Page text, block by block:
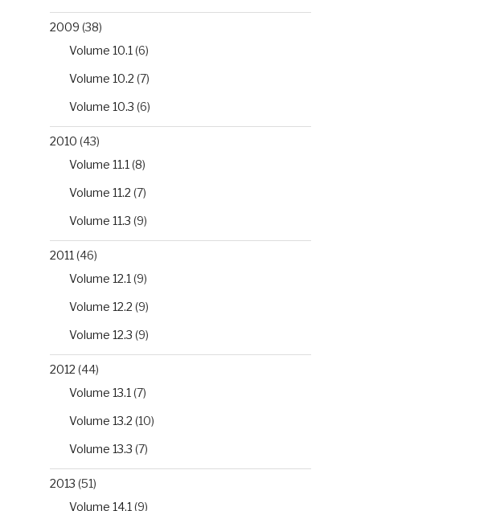
2009 (38)
Volume 10.1 (6)
Volume 10.2 (7)
Volume 10.3 (6)
2010 (43)
Volume 11.1 (8)
Volume 11.2 (7)
Volume 11.3 (9)
2011 (46)
Volume 12.1 (9)
Volume 12.2 (9)
Volume 12.3 (9)
2012 (44)
Volume 13.1 (7)
Volume 13.2 (10)
Volume 13.3 (7)
2013 (51)
Volume 14.1 (9)